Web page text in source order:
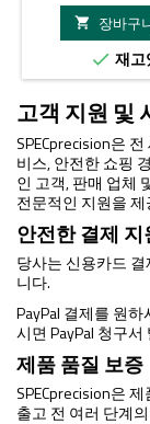
격

장바구
 재고
고객 지원 및
SPECprecision은
비스, 안전한 쇼핑
인 고객, 판매 업체
전문적인 지원을
안전한 결제 지
당사는 신용카드
니다.
PayPal 결제를 원하
시면 PayPal 청구
제품 품질 보증
SPECprecision은
출고 전 여러 단계